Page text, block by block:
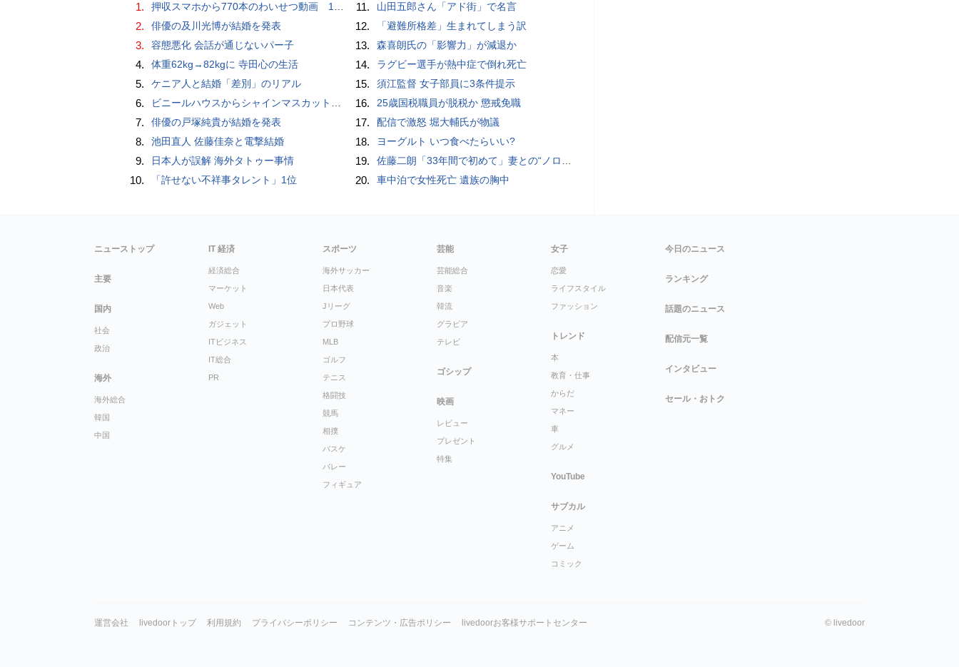
1. 押収スマホから770本のわいせつ動画 15歳少女に酒と薬飲ませ性的暴行か 54歳男を再逮捕 「薬もありますよ」とSNSで誘い出し
2. 俳優の及川光博が結婚を発表
3. 容態悪化 会話が通じないパー子
4. 体重62kg→82kgに 寺田心の生活
5. ケニア人と結婚「差別」のリアル
6. ビニールハウスからシャインマスカット約200房を盗んだ疑い ネットで販売か 無職の男（42）逮捕 岡山県警
7. 俳優の戸塚純貴が結婚を発表
8. 池田直人 佐藤佳奈と電撃結婚
9. 日本人が誤解 海外タトゥー事情
10. 「許せない不祥事タレント」1位
11. 山田五郎さん「アド街」で名言
12. 「避難所格差」生まれてしまう訳
13. 森喜朗氏の「影響力」が減退か
14. ラグビー選手が熱中症で倒れ死亡
15. 須江監督 女子部員に3条件提示
16. 25歳国税職員が脱税か 懲戒免職
17. 配信で激怒 堀大輔氏が物議
18. ヨーグルト いつ食べたらいい?
19. 佐藤二朗「33年間で初めて」妻との“ノロケ砲”に反響続々「威力抜群」「奥様かっこいい」
20. 車中泊で女性死亡 遺族の胸中
ニューストップ
主要
国内
社会
政治
海外
海外総合
韓国
中国
IT 経済
経済総合
マーケット
Web
ガジェット
ITビジネス
IT総合
PR
スポーツ
海外サッカー
日本代表
Jリーグ
プロ野球
MLB
ゴルフ
テニス
格闘技
競馬
相撲
バスケ
バレー
フィギュア
芸能
芸能総合
音楽
韓流
グラビア
テレビ
ゴシップ
映画
レビュー
プレゼント
特集
女子
恋愛
ライフスタイル
ファッション
トレンド
本
教育・仕事
からだ
マネー
車
グルメ
YouTube
サブカル
アニメ
ゲーム
コミック
今日のニュース
ランキング
話題のニュース
配信元一覧
インタビュー
セール・おトク
運営会社 livedoorトップ 利用規約 プライバシーポリシー コンテンツ・広告ポリシー livedoorお客様サポートセンター © livedoor